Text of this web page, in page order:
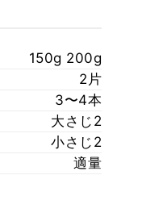
150g 200g
2片
3〜4本
大さじ2
小さじ2
適量